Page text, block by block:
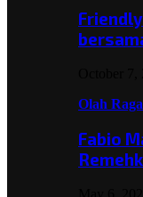
Olah Raga
Fabio